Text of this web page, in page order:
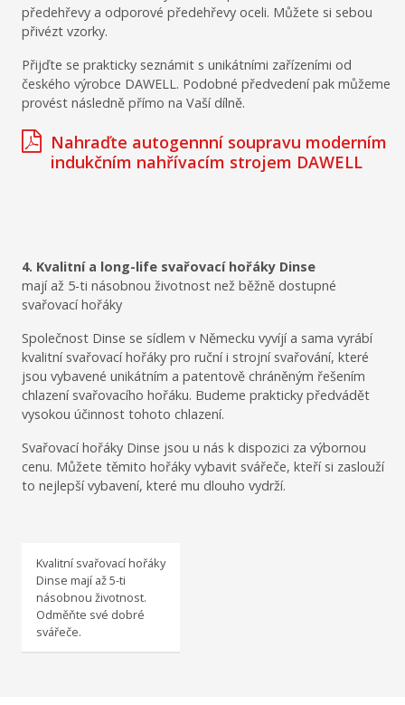
předehřevy a odporové předehřevy oceli. Můžete si sebou
přivézt vzorky.
Přijďte se prakticky seznámit s unikátními zařízeními od
českého výrobce DAWELL. Podobné předvedení pak můžeme
provést následně přímo na Vaší dílně.
Nahraďte autogennní soupravu moderním
indukčním nahřívacím strojem DAWELL
4. Kvalitní a long-life svařovací hořáky Dinse
mají až 5-ti násobnou životnost než běžně dostupné
svařovací hořáky
Společnost Dinse se sídlem v Německu vyvíjí a sama vyrábí
kvalitní svařovací hořáky pro ruční i strojní svařování, které
jsou vybavené unikátním a patentově chráněným řešením
chlazení svařovacího hořáku. Budeme prakticky předvádět
vysokou účinnost tohoto chlazení.
Svařovací hořáky Dinse jsou u nás k dispozici za výbornou
cenu. Můžete těmito hořáky vybavit svářeče, kteří si zaslouží
to nejlepší vybavení, které mu dlouho vydrží.
Kvalitní svařovací hořáky
Dinse mají až 5-ti
násobnou životnost.
Odměňte své dobré
svářeče.